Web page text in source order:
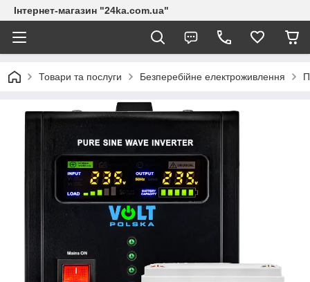
Інтернет-магазин "24ka.com.ua"
Товари та послуги Безперебійне електроживлення